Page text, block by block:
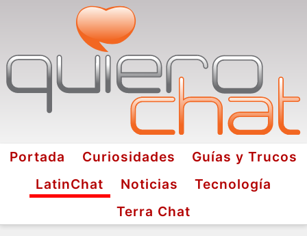
Portada Curiosidades
Guías y Trucos
LatinChat
Noticias
Tecnología
Terra Chat